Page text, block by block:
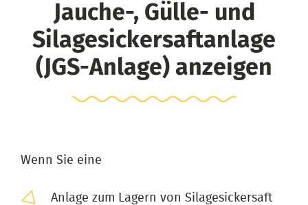
Jauche-, Gülle- und
Silagesickersaftanlage
(JGS-Anlage) anzeigen
Wenn Sie eine
Anlage zum Lagern von Silagesickersaft